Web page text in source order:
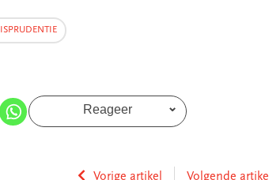
Reageer
Vorige artikel
Volgende artikel